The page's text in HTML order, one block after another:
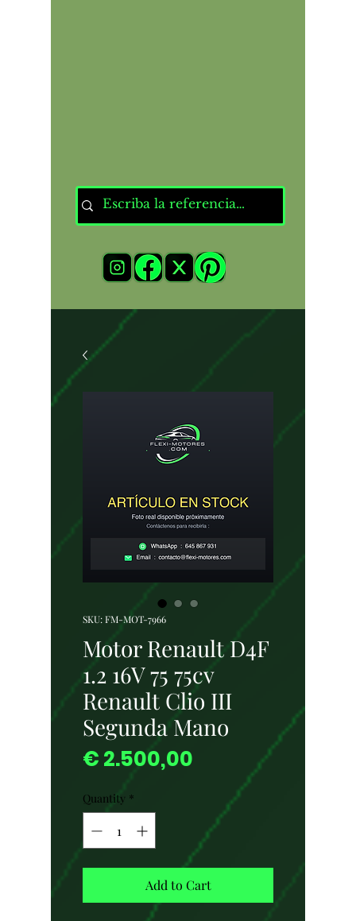
SKU: FM-MOT-7966
Motor Renault D4F
1.2 16V 75 75cv
Renault Clio III
Segunda Mano
€ 2.500,00
Quantity *
Add to Cart